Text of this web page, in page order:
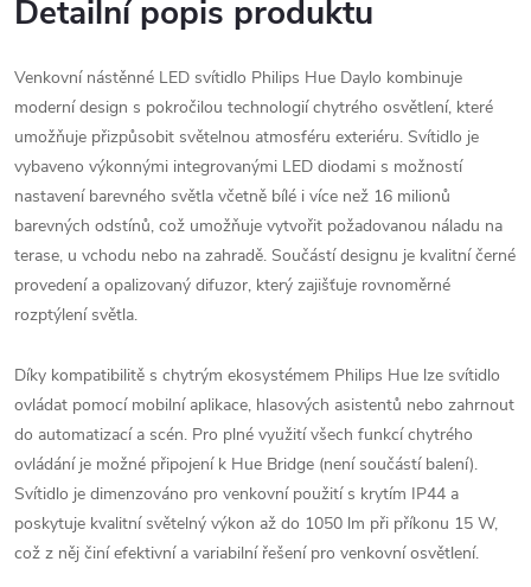
Detailní popis produktu
Venkovní nástěnné LED svítidlo Philips Hue Daylo kombinuje
moderní design s pokročilou technologií chytrého osvětlení, které
umožňuje přizpůsobit světelnou atmosféru exteriéru. Svítidlo je
vybaveno výkonnými integrovanými LED diodami s možností
nastavení barevného světla včetně bílé i více než 16 milionů
barevných odstínů, což umožňuje vytvořit požadovanou náladu na
terase, u vchodu nebo na zahradě. Součástí designu je kvalitní černé
provedení a opalizovaný difuzor, který zajišťuje rovnoměrné
rozptýlení světla.
Díky kompatibilitě s chytrým ekosystémem Philips Hue lze svítidlo
ovládat pomocí mobilní aplikace, hlasových asistentů nebo zahrnout
do automatizací a scén. Pro plné využití všech funkcí chytrého
ovládání je možné připojení k Hue Bridge (není součástí balení).
Svítidlo je dimenzováno pro venkovní použití s krytím IP44 a
poskytuje kvalitní světelný výkon až do 1050 lm při příkonu 15 W,
což z něj činí efektivní a variabilní řešení pro venkovní osvětlení.